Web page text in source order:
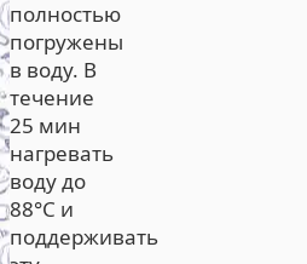
полностью
погружены
в воду. В
течение
25 мин
нагревать
воду до
88°С и
поддерживать